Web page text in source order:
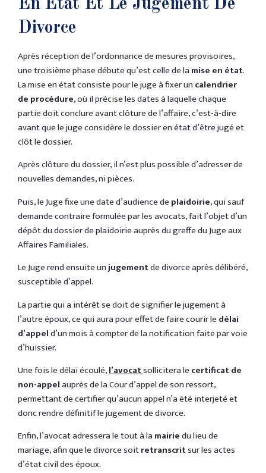
En État Et Le Jugement De
Divorce
Après réception de l’ordonnance de mesures provisoires,
une troisième phase débute qu’est celle de la mise en état.
La mise en état consiste pour le juge à fixer un calendrier
de procédure, où il précise les dates à laquelle chaque
partie doit conclure avant clôture de l’affaire, c’est-à-dire
avant que le juge considère le dossier en état d’être jugé et
clôt le dossier.
Après clôture du dossier, il n’est plus possible d’adresser de
nouvelles demandes, ni pièces.
Puis, le Juge fixe une date d’audience deplaidoirie, qui sauf
demande contraire formulée par les avocats, fait l’objet d’un
dépôt du dossier de plaidoirie auprès du greffe du Juge aux
Affaires Familiales.
Le Juge rend ensuite unjugementde divorce après délibéré,
susceptible d’appel.
La partie qui a intérêt se doit de signifier le jugement à
l’autre époux, ce qui aura pour effet de faire courir ledélai
d’appeld’un mois à compter de la notification faite par voie
d’huissier.
Une fois le délai écoulé,l’avocatsollicitera lecertificat de
non-appelauprès de la Cour d’appel de son ressort,
permettant de certifier qu’aucun appel n’a été interjeté et
donc rendre définitif le jugement de divorce.
Enfin, l’avocat adressera le tout à la mairiedu lieu de
mariage, afin que le divorce soitretranscritsur les actes
d’état civil des époux.